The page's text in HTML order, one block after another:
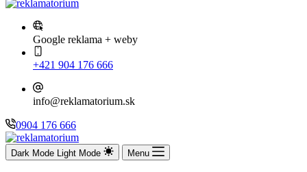
Google reklama + weby
+421 904 176 666
info@reklamatorium.sk
0904 176 666
Dark Mode Light Mode Menu